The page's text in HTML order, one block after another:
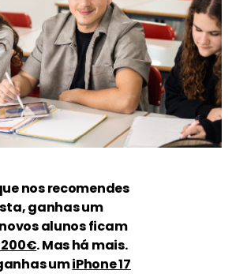
nos recomendes
ganhas um
novos alunos ficam
. Mas há mais.
umiPhone 17